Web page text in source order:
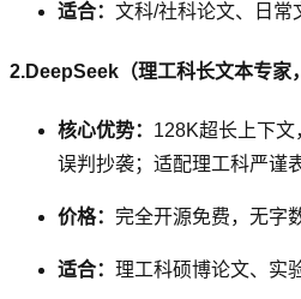
适合： 文科/社科论文、日常
2.DeepSeek（理工科长文本专家
核心优势： 128K超长上下
误判抄袭；适配理工科严谨
价格： 完全开源免费，无字
适合： 理工科硕博论文、实